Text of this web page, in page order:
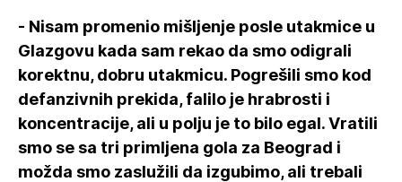
- Nisam promenio mišljenje posle utakmice u
Glazgovu kada sam rekao da smo odigrali
korektnu, dobru utakmicu. Pogrešili smo kod
defanzivnih prekida, falilo je hrabrosti i
koncentracije, ali u polju je to bilo egal. Vratili
smo se sa tri primljena gola za Beograd i
možda smo zaslužili da izgubimo, ali trebali